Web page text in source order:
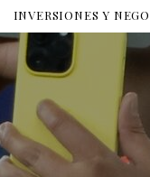
INVERSIONES Y